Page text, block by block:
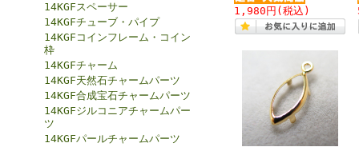
14KGFスペーサー
14KGFチューブ・パイプ
14KGFコインフレーム・コイン
枠
14KGFチャーム
14KGF天然石チャームパーツ
14KGF合成宝石チャームパーツ
14KGFジルコニアチャームパー
ツ
14KGFパールチャームパーツ
1,980円 (税込)